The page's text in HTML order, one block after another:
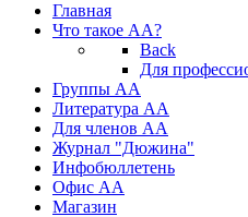
Главная
Что такое АА?
Back
Для
Группы АА
Литература АА
Для членов АА
Журнал "Дюжина"
Инфобюллетень
Офис АА
Магазин